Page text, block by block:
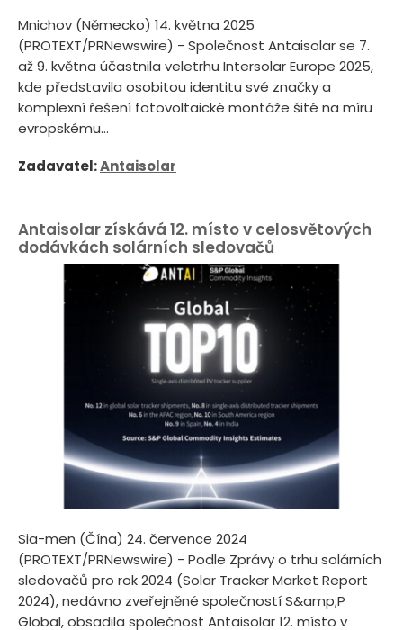
Mnichov (Německo) 14. května 2025
(PROTEXT/PRNewswire) - Společnost Antaisolar se 7.
až 9. května účastnila veletrhu Intersolar Europe 2025,
kde představila osobitou identitu své značky a
komplexní řešení fotovoltaické montáže šité na míru
evropskému...
Zadavatel:Antaisolar
Antaisolar získává 12. místo v celosvětových
dodávkách solárních sledovačů
Sia-men (Čína) 24. července 2024
(PROTEXT/PRNewswire) - Podle Zprávy o trhu solárních
sledovačů pro rok 2024 (Solar Tracker Market Report
2024), nedávno zveřejněné společností S&amp;P
Global, obsadila společnost Antaisolar 12. místo v